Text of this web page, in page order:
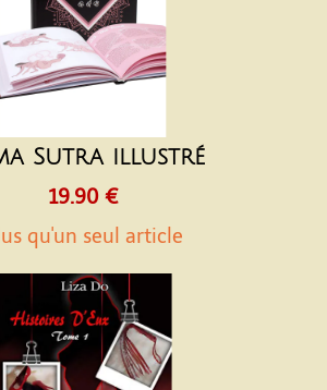
Sutra illustré
19.90 €
qu'un seul article